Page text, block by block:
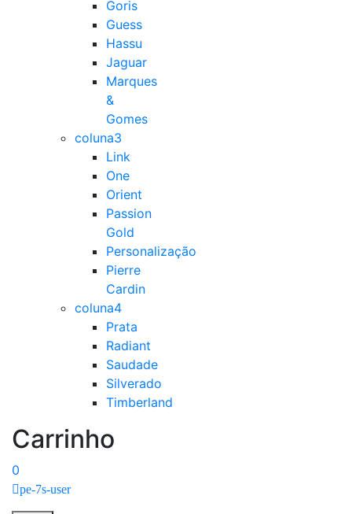
Goris
Guess
Hassu
Jaguar
Marques
&
Gomes
coluna3
Link
One
Orient
Passion
Gold
Personalização
Pierre
Cardin
coluna4
Prata
Radiant
Saudade
Silverado
Timberland
Carrinho
0
pe-7s-user